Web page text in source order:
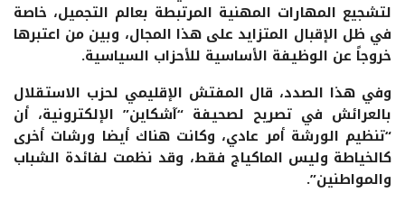
لتشجيع المهارات المهنية المرتبطة بعالم التجميل، خاصة
في ظل الإقبال المتزايد على هذا المجال، وبين من اعتبرها
خروجاً عن الوظيفة الأساسية للأحزاب السياسية.
وفي هذا الصدد، قال المفتش الإقليمي لحزب الاستقلال
بالعرائش في تصريح لصحيفة “آشكاين” الإلكترونية، أن
“تنظيم الورشة أمر عادي، وكانت هناك أيضا ورشات أخرى
كالخياطة وليس الماكياج فقط، وقد نظمت لفائدة الشباب
والمواطنين”.